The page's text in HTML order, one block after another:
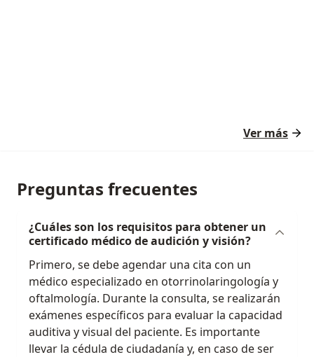
Ver más
Preguntas frecuentes
¿Cuáles son los requisitos para obtener un
certificado médico de audición y visión?
Primero, se debe agendar una cita con un
médico especializado en otorrinolaringología y
oftalmología. Durante la consulta, se realizarán
exámenes específicos para evaluar la capacidad
auditiva y visual del paciente. Es importante
llevar la cédula de ciudadanía y, en caso de ser